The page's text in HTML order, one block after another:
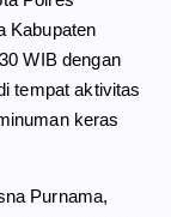
Kabupaten
WIB dengan
tempat aktivitas
keras
Purnama,